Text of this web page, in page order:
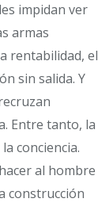
impidan ver
armas
rentabilidad, el
sin salida. Y
Entre tanto, la
conciencia.
al hombre
construcción